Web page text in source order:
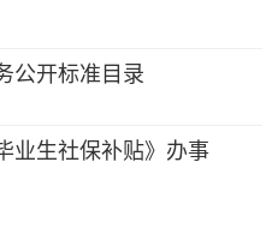
公开标准目录
业生社保补贴》办事